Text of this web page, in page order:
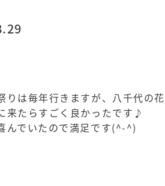
りは毎年行きますが、八千代の
来たらすごく良かったです♪
んでいたので満足です(^-^)